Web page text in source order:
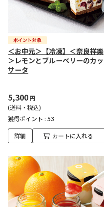
＜お中元＞【冷凍】＜奈良祥樂
＞レモンとブルーベリーのカッ
サータ
5,300円
(送料・税込)
獲得ポイント : 53
詳細 カートに入れる